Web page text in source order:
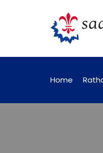
künftig online abrufbar
Home